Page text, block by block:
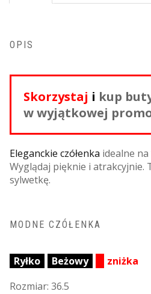
OPIS
Skorzystaj i kup
w wyjątkowej
Eleganckie czółenka idealne
Wyglądaj pięknie i atrakcyjnie.
sylwetkę.
MODNE CZÓŁENKA
Ryłko Beżowy
zniżka
Rozmiar: 36.5